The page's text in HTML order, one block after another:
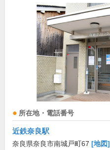
所在地・電話番号
近鉄奈良駅
奈良県奈良市南城戸町67 [地図]